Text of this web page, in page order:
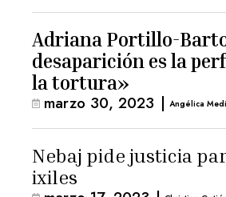
Giammattei
Adriana Portillo-
desaparición es la
la tortura»
marzo 30, 2023 | Angélica
Nebaj pide justicia
ixiles